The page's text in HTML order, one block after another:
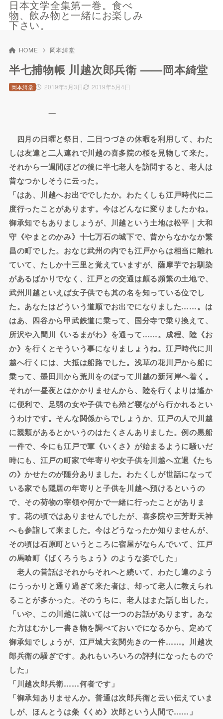
日本文学全集第一巻。食べ
物、飲み物と一緒にお楽しみ
下さい。
HOME 岡本綺堂
半七捕物帳 川越次郎兵衛 ——岡本綺堂
2019年5月3日 2019年5月4日
岡本綺堂
一
四月の日曜と祭日、二日つづきの休暇を利用して、わた
しは友達と二人連れで川越の喜多院の桜を見物して来た。
それから一週間ほどの後に半七老人を訪問すると、老人は
昔なつかしそうに云った。
「はあ、川越へお出ででしたか。わたくしも江戸時代に二
度行ったことがあります。今はどんなに変りましたかね。
御承知でもありましょうが、川越という土地は松平｜大和
守《やまとのかみ》十七万石の城下で、昔からなかなか繁
昌の町でした。おなじ武州の内でも江戸からは相当に離れ
ていて、たしか十三里と覚えていますが、薩摩芋でお馴染
があるばかりでなく、江戸との交通は頗る頻繁の土地で、
武州川越といえば女子供でも其の名を知っている位でし
た。あなたはどういう道順でお出でになりました……。は
はあ、四谷から甲武鉄道に乗って、国分寺で乗り換えて、
所沢や入間川《いるまがわ》を通って……。成程、陸《お
か》を行くとそういう事になりましょうね。江戸時代に川
越へ行くには、大抵は船路でした。浅草の花川戸から船に
乗って、墨田川から荒川をのぼって川越の新河岸へ着く。
それが一昼夜とはかかりませんから、陸を行くよりは遙か
に便利で、足弱の女や子供でも殆ど寝ながら行かれるとい
うわけです。そんな関係からでしょうか、江戸の人で川越
に親類があるとかいうのはたくさんありました。例の黒船
一件で、今にも江戸で軍《いくさ》が始まるように騒いだ
時にも、江戸の町家で年寄りや女子供を川越へ立退《たち
の》かせたのが随分ありました。わたくしが世話になって
いる家でも隠居の年寄りと子供を川越へ預けるというの
で、その荷物の宰領や何かで一緒に行ったことがありま
す。花の頃ではありませんでしたが、喜多院や三芳野天神
へも参詣して来ました。今はどうなったか知りませんが、
その頃は石原町というところに宿屋がならんでいて、江戸
の馬喰町《ばくろうちょう》のような姿でした」
老人の昔話はそれからそれへと続いて、わたし達のよう
にうっかりと通り過ぎて来た者は、却って老人に教えられ
ることが多かった。そのうちに、老人はまた話し出した。
「いや、この川越に就いては一つのお話があります。あな
た方はむかし一書き物を調べておいでになるから、定めて
御承知でしょうが、江戸城大玄関先きの一件……。川越次
郎兵衛の騒ぎです。あれもいろいろの評判になったもので
した」
「川越次郎兵衛……何者です」
「御承知ありませんか。普通は次郎兵衛と云い伝えていま
しが、ほんとうは粂《くめ》次郎という人間で……」